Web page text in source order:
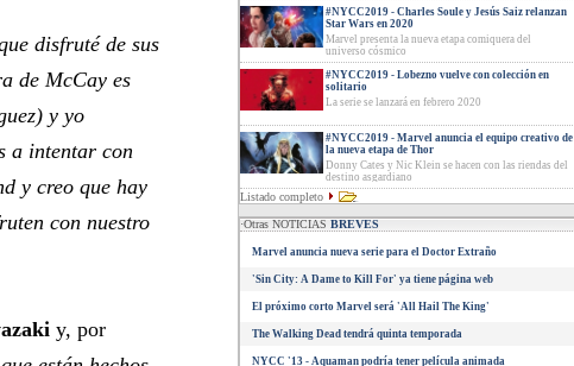
disfruté de sus
de McCay es
y yo
a intentar con
y creo que hay
con nuestro
y, por
#NYCC2019 - Charles Soule y Jesús Saiz relanzan
Star Wars en 2020
Marvel presenta la nueva etapa comiquera del
universo cósmico
#NYCC2019 - Lobezno vuelve con colección en
solitario
La serie se lanzará en febrero 2020
#NYCC2019 - Marvel anuncia el equipo creativo de
la nueva etapa de Thor
Donny Cates y Nic Klein se hacen con las riendas del
destino asgardiano
Listado completo
·Otras NOTICIAS BREVES
Marvel anuncia nueva serie para el Doctor Extraño
'Sin City: A Dame to Kill For' ya tiene página web
El próximo corto Marvel será 'All Hail The King'
The Walking Dead tendrá quinta temporada
NYCC '13 - Aquaman podría tener película animada